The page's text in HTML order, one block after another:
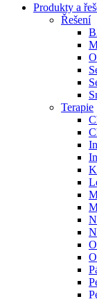
Produktový
Objevte
Braun s
Odborné
Naše
specializaci a
ambulance.
Zůstaňte v
Produkty a
Řešení
Terapie